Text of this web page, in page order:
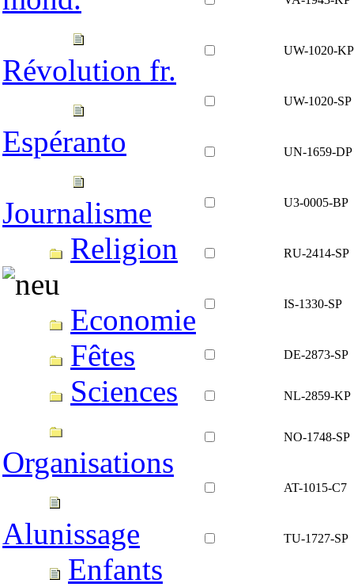
Révolution fr.
Espéranto
Journalisme
Religion
Economie
Fêtes
Sciences
Organisations
Alunissage
Enfants
UW-1020-KP
UW-1020-SP
UN-1659-DP
U3-0005-BP
RU-2414-SP
IS-1330-SP
DE-2873-SP
NL-2859-KP
NO-1748-SP
AT-1015-C7
TU-1727-SP